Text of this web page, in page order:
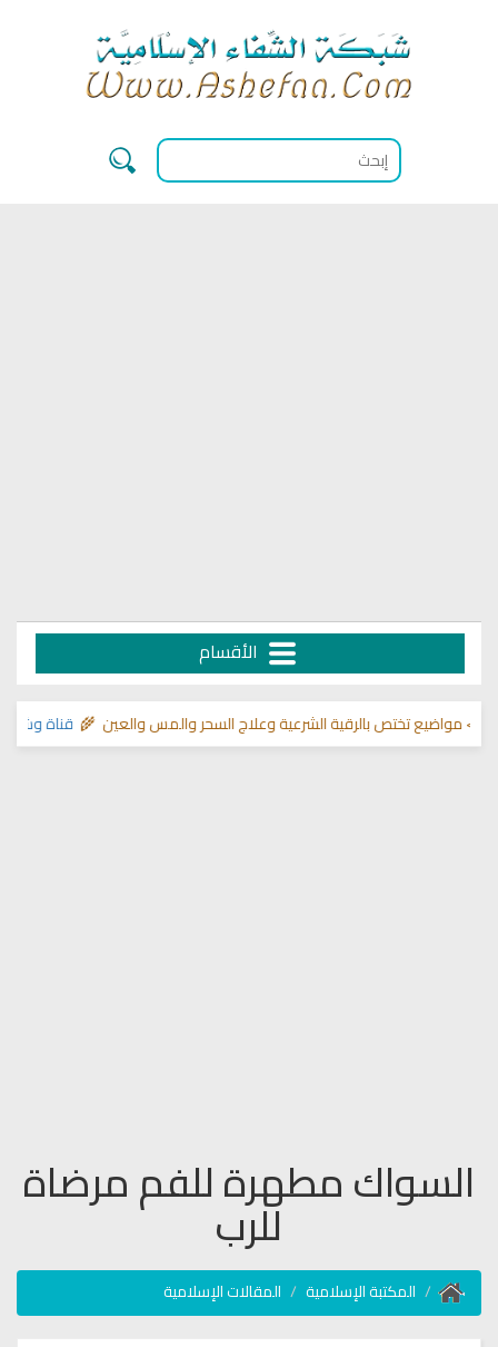
الأقسام
قناة وشفاء لما فيتختص بالرقية الشرعية وعلاج السحر والمس والعين 🌾
السواك مطهرة للفم مرضاة
للرب
المكتبة الإسلامية المقالات الإسلامية